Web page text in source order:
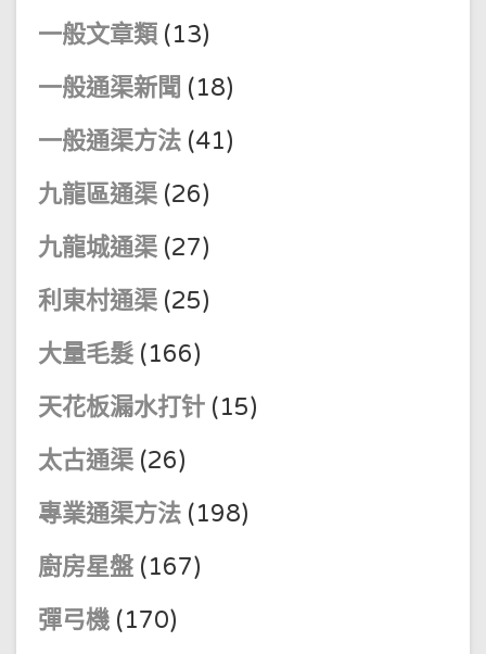
一般文章類 (13)
一般通渠新聞 (18)
一般通渠方法 (41)
九龍區通渠 (26)
九龍城通渠 (27)
利東村通渠 (25)
大量毛髮 (166)
天花板漏水打针 (15)
太古通渠 (26)
專業通渠方法 (198)
廚房星盤 (167)
彈弓機 (170)